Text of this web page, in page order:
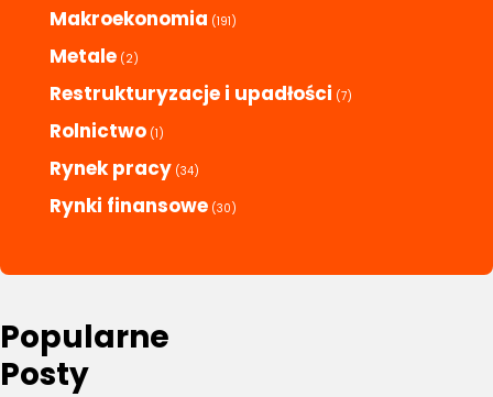
Makroekonomia (191)
Metale (2)
Restrukturyzacje i upadłości (7)
Rolnictwo (1)
Rynek pracy (34)
Rynki finansowe (30)
Popularne
Posty